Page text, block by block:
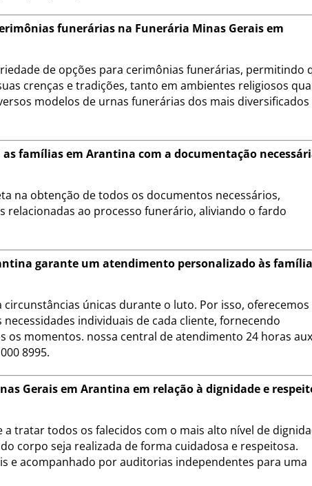
funerárias na Funerária Minas Gerais em
de opções para cerimônias funerárias, permitindo
crenças e tradições, tanto em ambientes religiosos
modelos de urnas funerárias dos mais diversificados
famílias em Arantina com a documentação
na obtenção de todos os documentos necessários,
relacionadas ao processo funerário, aliviando o fardo
garante um atendimento personalizado às
únicas durante o luto. Por isso, oferecemos
individuais de cada cliente, fornecendo
os momentos. nossa central de atendimento 24 horas
8995.
Gerais em Arantina em relação à dignidade e
tratar todos os falecidos com o mais alto nível de
corpo seja realizada de forma cuidadosa e respeitosa.
e acompanhado por auditorias independentes para uma